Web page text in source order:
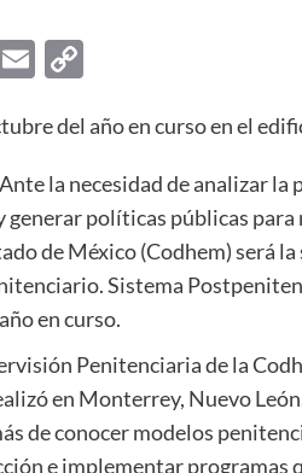
Email
del año en curso en el
la necesidad de analizar
políticas públicas
de México (Codhem) será
Sistema
en curso.
Penitenciaria de la
en Monterrey, Nuevo
de conocer modelos
e implementar